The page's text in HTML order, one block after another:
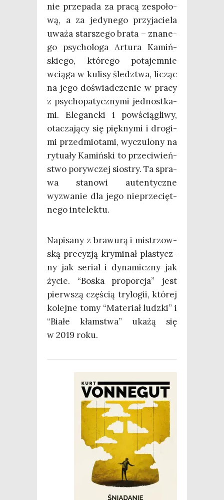
nie prze­pa­da za pra­cą zespo­ło­
wą, a za jedy­ne­go przy­ja­cie­la
uwa­ża star­sze­go bra­ta – zna­ne­
go psy­cho­lo­ga Artu­ra Kamiń­
skie­go, któ­re­go pota­jem­nie
wcią­ga w kuli­sy śledz­twa, licząc
na jego doświad­cze­nie w pra­cy
z psy­cho­pa­tycz­ny­mi jed­nost­ka­
mi. Ele­ganc­ki i powścią­gli­wy,
ota­cza­ją­cy się pięk­ny­mi i dro­gi­
mi przed­mio­ta­mi, wyczu­lo­ny na
rytu­ały Kamiń­ski to prze­ci­wień­
stwo poryw­czej sio­stry. Ta spra­
wa sta­no­wi auten­tycz­ne
wyzwa­nie dla jego nie­prze­cięt­
ne­go intelektu.
Napi­sa­ny z bra­wu­rą i mistrzow­
ską pre­cy­zją kry­mi­nał pla­stycz­
ny jak serial i dyna­micz­ny jak
życie. “Boska pro­por­cja” jest
pierw­szą czę­ścią try­lo­gii, któ­rej
kolej­ne tomy “Mate­riał ludz­ki” i
“Bia­łe kłam­stwa” uka­żą się
w 2019 roku.